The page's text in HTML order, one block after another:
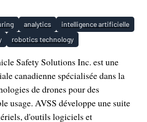
analytics
intelligence artificielle
robotics technology
Safety Solutions Inc. est une
canadienne spécialisée dans la
de drones pour des
usage. AVSS développe une suite
d'outils logiciels et